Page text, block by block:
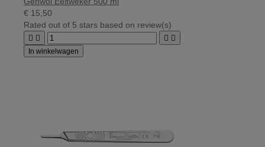
€ 15,50
Rated out of 5 stars based on review(s)
   
In winkelwagen